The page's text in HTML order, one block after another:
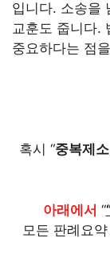
입니다. 소송을
교훈도 줍니다.
중요하다는 점
혹시 “중복제
아래에서 “
모든 판례요